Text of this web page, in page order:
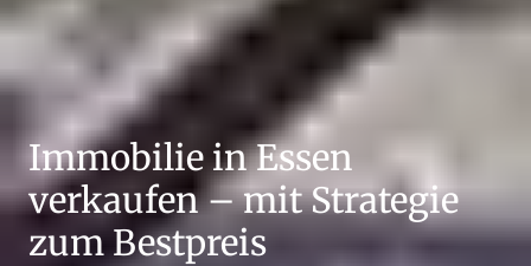
Immobilie in Essen
verkaufen – mit Strategie
zum Bestpreis